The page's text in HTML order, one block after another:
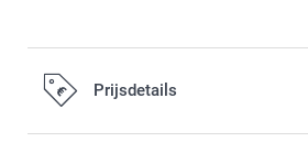
Prijsdetails